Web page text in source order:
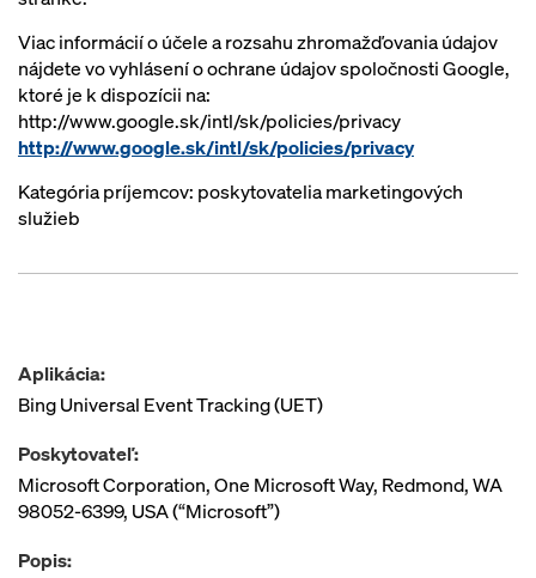
Viac informácií o účele a rozsahu zhromažďovania údajov
nájdete vo vyhlásení o ochrane údajov spoločnosti Google,
ktoré je k dispozícii na:
http://www.google.sk/intl/sk/policies/privacy
http://www.google.sk/intl/sk/policies/privacy
Kategória príjemcov: poskytovatelia marketingových
služieb
Aplikácia:
Bing Universal Event Tracking (UET)
Poskytovateľ:
Microsoft Corporation, One Microsoft Way, Redmond, WA
98052-6399, USA (“Microsoft”)
Popis: